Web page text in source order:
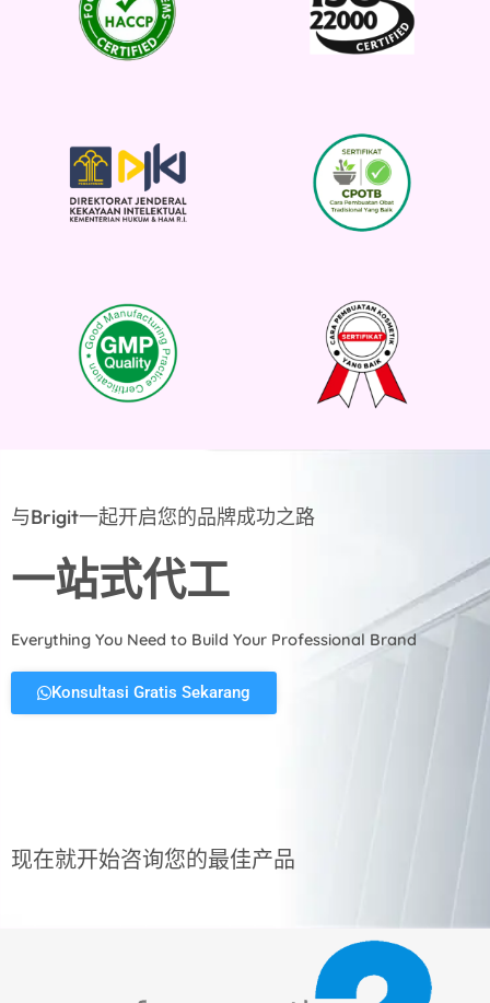
与Brigit一起开启您的品牌成功之路
一站式代工
Everything You Need to Build Your Professional Brand
Konsultasi Gratis Sekarang
现在就开始咨询您的最佳产品